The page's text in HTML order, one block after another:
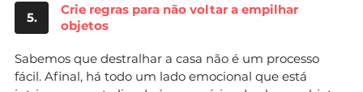
5.
Crie regras para não voltar a empilhar
objetos
Sabemos que destralhar a casa não é um processo
fácil. Afinal, há todo um lado emocional que está